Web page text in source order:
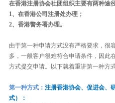
在香港注册协会社团组织主要有两种途
1、在香港公司注册处办理；
2、香港警务署办理。
由于第一种申请方式没有严格要求，很
多，一般客户很难符合申请条件，因此
方式提交申请。以下就着重讲第一种方式
第一种方式： 注册香港协会、促进会、
式）：